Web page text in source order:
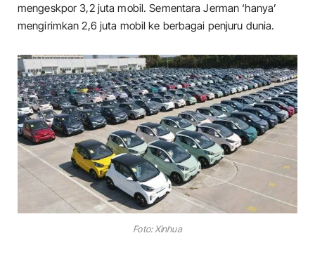
mengeskpor 3,2 juta mobil. Sementara Jerman ‘hanya’
mengirimkan 2,6 juta mobil ke berbagai penjuru dunia.
Foto: Xinhua